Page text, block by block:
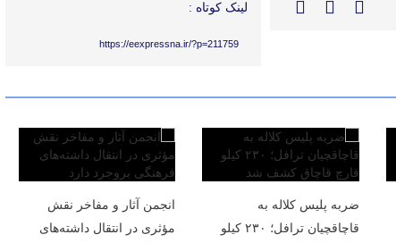
لینک کوتاه :
https://eexpressna.ir/?p=211759
ضربه پلیس کلاله به
قاچاقچیان ترافل؛ ۲۳۰ کیلو
انجمن آثار و مفاخر نقش
مؤثری در انتقال داشته‌های